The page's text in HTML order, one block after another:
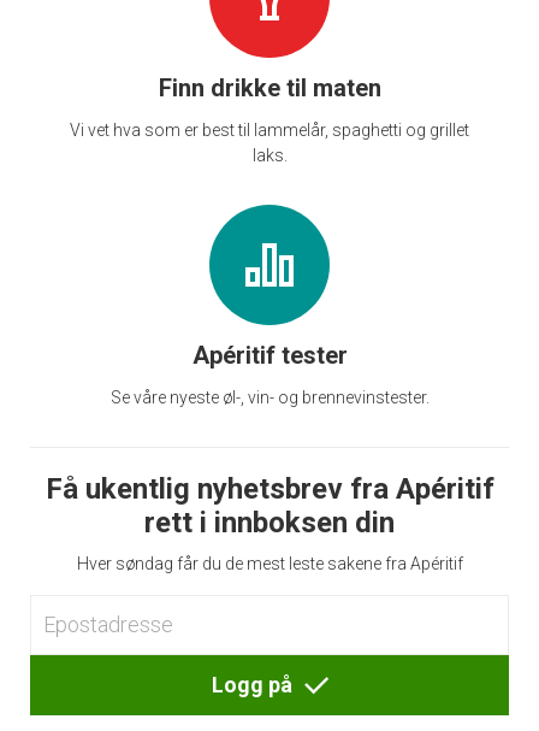
Finn drikke til maten
Vi vet hva som er best til lammelår, spaghetti og grillet
laks.
Apéritif tester
Se våre nyeste øl-, vin- og brennevinstester.
Få ukentlig nyhetsbrev fra Apéritif
rett i innboksen din
Hver søndag får du de mest leste sakene fra Apéritif
Logg på